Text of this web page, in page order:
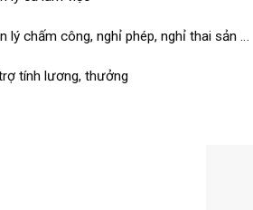
lý chấm công, nghỉ phép, nghỉ thai sản …
tính lương, thưởng